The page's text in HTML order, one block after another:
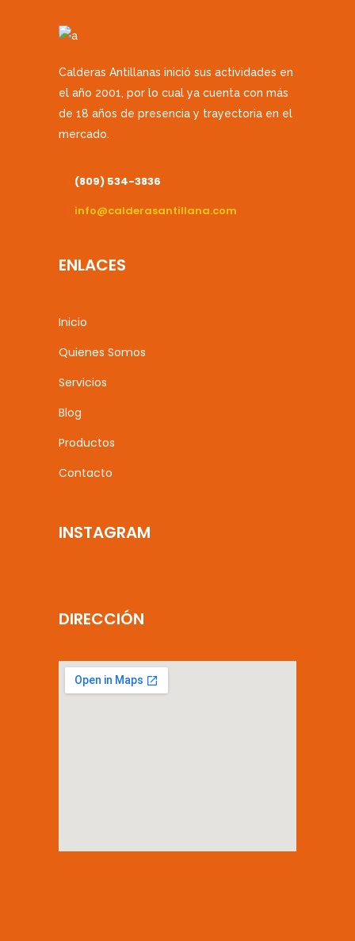
Calderas Antillanas inició sus actividades en
el año 2001, por lo cual ya cuenta con más
de 18 años de presencia y trayectoria en el
mercado.
(809) 534-3836
info@calderasantillana.com
ENLACES
Inicio
Quienes Somos
Servicios
Blog
Productos
Contacto
INSTAGRAM
DIRECCIÓN